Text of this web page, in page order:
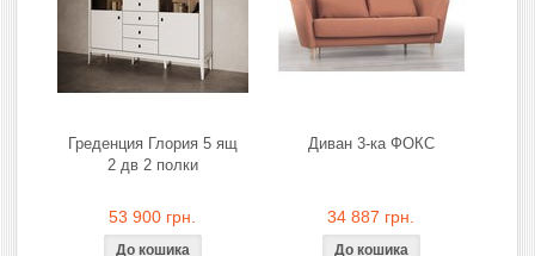
Греденция Глория 5 ящ
2 дв 2 полки
53 900 грн.
Диван 3-ка ФОКС
34 887 грн.